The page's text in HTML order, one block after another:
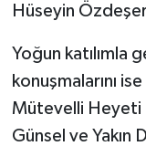
Hüseyin
Yoğun katılımla
konuşmalarını
Mütevelli Heyeti
Günsel ve